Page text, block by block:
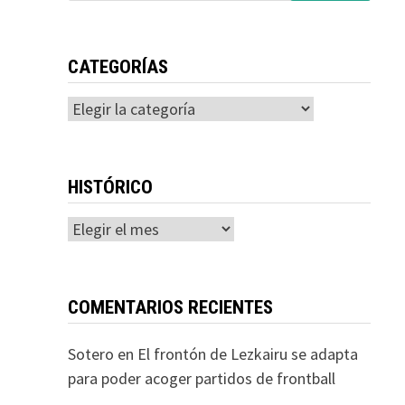
CATEGORÍAS
Categorías
HISTÓRICO
Histórico
COMENTARIOS RECIENTES
Sotero en El frontón de Lezkairu se adapta
para poder acoger partidos de frontball